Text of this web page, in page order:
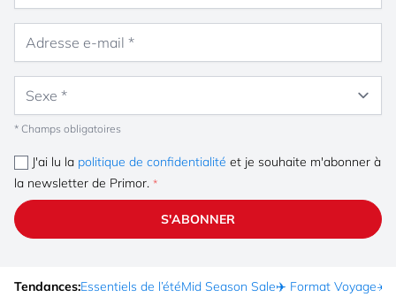
* Champs obligatoires
J'ai lu la politique de confidentialité et je souhaite m'abonner à
la newsletter de Primor.
S'ABONNER
Tendances:Essentiels de l’étéMid Season Sale✈️ Format Voyage☀️